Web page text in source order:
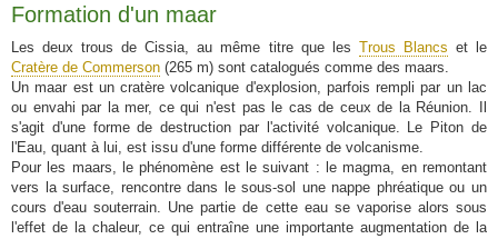
Formation d'un maar
Les deux trous de Cissia, au même titre que les Trous Blancs et le
Cratère de Commerson (265 m) sont catalogués comme des maars.
Un maar est un cratère volcanique d'explosion, parfois rempli par un lac
ou envahi par la mer, ce qui n'est pas le cas de ceux de la Réunion. Il
s'agit d'une forme de destruction par l'activité volcanique. Le Piton de
l'Eau, quant à lui, est issu d'une forme différente de volcanisme.
Pour les maars, le phénomène est le suivant : le magma, en remontant
vers la surface, rencontre dans le sous-sol une nappe phréatique ou un
cours d'eau souterrain. Une partie de cette eau se vaporise alors sous
l'effet de la chaleur, ce qui entraîne une importante augmentation de la